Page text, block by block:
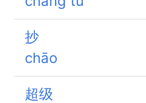
抄
chāo
超级